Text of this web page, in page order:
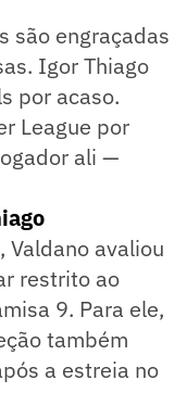
são engraçadas
Igor Thiago
por acaso.
League por
ali —
avaliou
restrito ao
9. Para ele,
também
a estreia no